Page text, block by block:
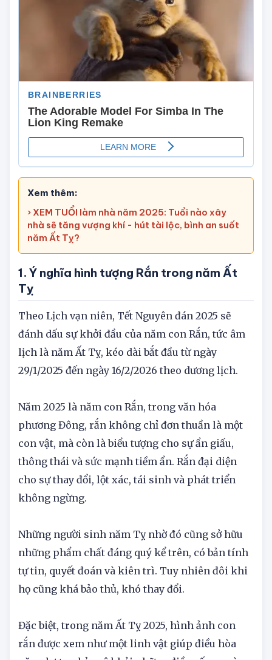
Xem thêm:
› XEM TUỔI làm nhà năm 2025: Tuổi nào xây
nhà sẽ tăng vượng khí - hút tài lộc, bình an suốt
năm Ất Tỵ?
1. Ý nghĩa hình tượng Rắn trong năm Ất
Tỵ
Theo Lịch vạn niên, Tết Nguyên đán 2025 sẽ
đánh dấu sự khởi đầu của năm con Rắn, tức âm
lịch là năm Ất Tỵ, kéo dài bắt đầu từ ngày
Năm 2025 là năm con Rắn, trong văn hóa
phương Đông, rắn không chỉ đơn thuần là một
con vật, mà còn là biểu tượng cho sự ẩn giấu,
thông thái và sức mạnh tiềm ẩn. Rắn đại diện
cho sự thay đổi, lột xác, tái sinh và phát triển
Những người sinh năm Tỵ nhờ đó cũng sở hữu
những phẩm chất đáng quý kể trên, có bản tính
tự tin, quyết đoán và kiên trì. Tuy nhiên đôi khi
Đặc biệt, trong năm Ất Tỵ 2025, hình ảnh con